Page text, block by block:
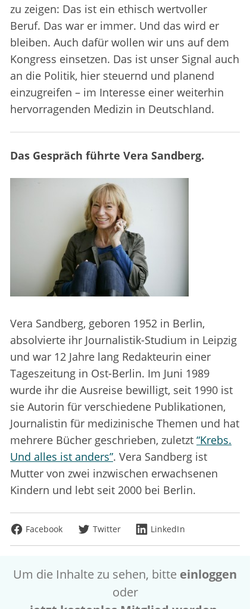
zu zeigen: Das ist ein ethisch wertvoller
Beruf. Das war er immer. Und das wird er
bleiben. Auch dafür wollen wir uns auf dem
Kongress einsetzen. Das ist unser Signal auch
an die Politik, hier steuernd und planend
einzugreifen – im Interesse einer weiterhin
hervorragenden Medizin in Deutschland.
Das Gespräch führte Vera Sandberg.
Vera Sandberg, geboren 1952 in Berlin,
absolvierte ihr Journalistik-Studium in Leipzig
und war 12 Jahre lang Redakteurin einer
Tageszeitung in Ost-Berlin. Im Juni 1989
wurde ihr die Ausreise bewilligt, seit 1990 ist
sie Autorin für verschiedene Publikationen,
Journalistin für medizinische Themen und hat
mehrere Bücher geschrieben, zuletzt “Krebs.
Und alles ist anders”. Vera Sandberg ist
Mutter von zwei inzwischen erwachsenen
Kindern und lebt seit 2000 bei Berlin.
Facebook Twitter LinkedIn
Um die Inhalte zu sehen, bitte einloggen
oder